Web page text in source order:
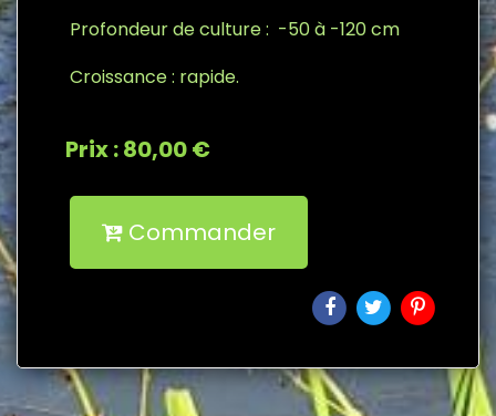
Profondeur de culture : -50 à -120 cm
Croissance : rapide.
Prix : 80,00 €
Commander